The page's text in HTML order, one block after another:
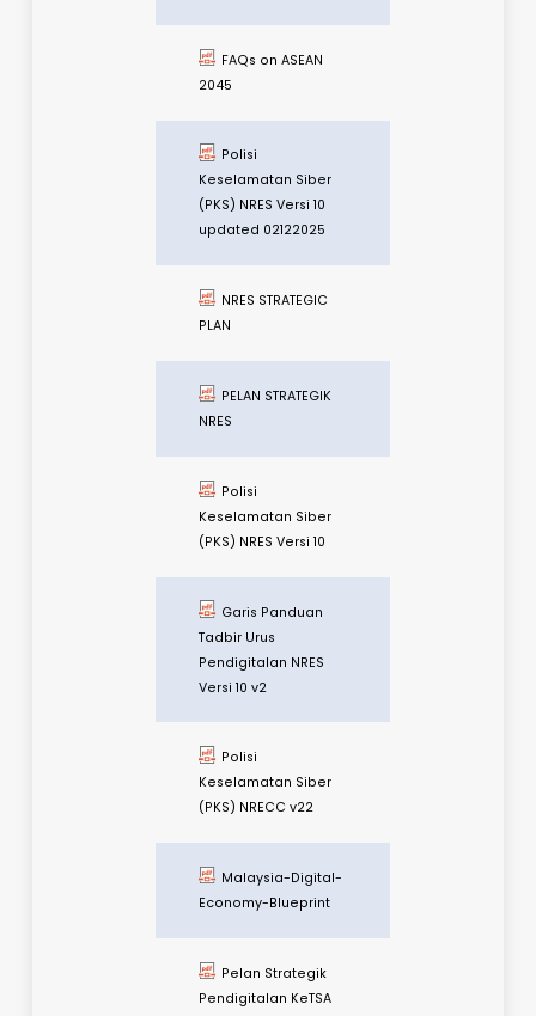
PENGURUSAN
PENCALONAN BAGI
ANUGERAH HADIAH
ASEAN 2026
FAQs on ASEAN
2045
Polisi
Keselamatan Siber
(PKS) NRES Versi 10
updated 02122025
PELAN STRATEGIK
NRES
Polisi
Keselamatan Siber
Garis Panduan
Tadbir Urus
Pendigitalan NRES
Versi 10 v2